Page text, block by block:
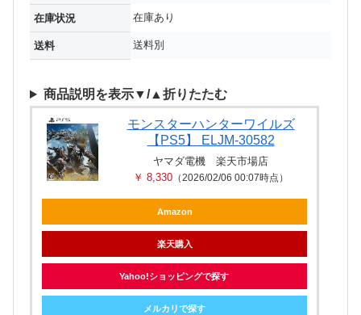
在庫状況 在庫あり
送料 送料別
商品説明を表示▼/▲折りたたむ
モンスターハンターワイルズ
【PS5】 ELJM-30582
ヤマダ電機 楽天市場店
￥ 8,330 （2026/02/06 00:07時点）
Amazon
楽天購入
Yahoo!ショッピングで探す
メルカリで探す